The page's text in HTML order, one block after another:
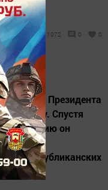
гулял
1072 0 0
визит Президента
Елабугу. Спустя
он
города в
и республиканских